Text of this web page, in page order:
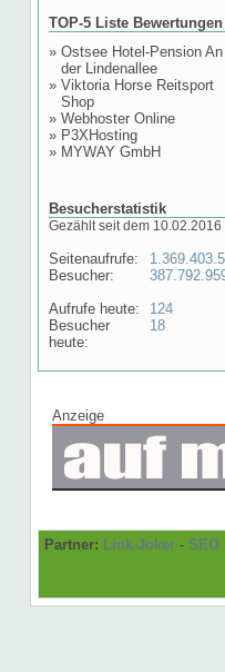
TOP-5 Liste Bewertungen
» Ostsee Hotel-Pension An
der Lindenallee
» Viktoria Horse Reitsport
Shop
» Webhoster Online
» P3XHosting
» MYWAY GmbH
Besucherstatistik
Gezählt seit dem 10.02.2016
Seitenaufrufe:
Besucher:
Aufrufe heute:
Besucher
heute:
124
18
Anzeige
Partner: Link-Joker - SEO